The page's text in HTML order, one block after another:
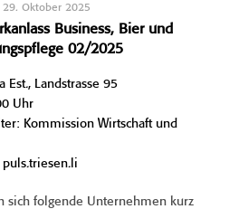
Oktober 2025
Business, Bier und
02/2025
Est., Landstrasse 95
Uhr
Kommission Wirtschaft und
puls.triesen.li
sich folgende Unternehmen kurz